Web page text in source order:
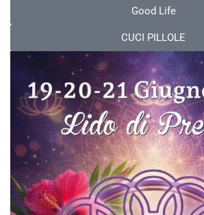
Good Life
CUCI PILLOLE